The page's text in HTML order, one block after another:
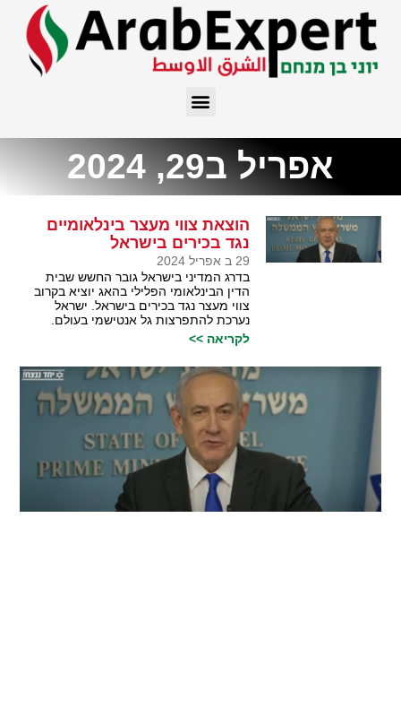
אפריל ב29, 2024
הוצאת צווי מעצר בינלאומיים
נגד בכירים בישראל
29 ב אפריל 2024
בדרג המדיני בישראל גובר החשש שבית
הדין הבינלאומי הפלילי בהאג יוציא בקרוב
צווי מעצר נגד בכירים בישראל. ישראל
נערכת להתפרצות גל אנטישמי בעולם.
לקריאה >>